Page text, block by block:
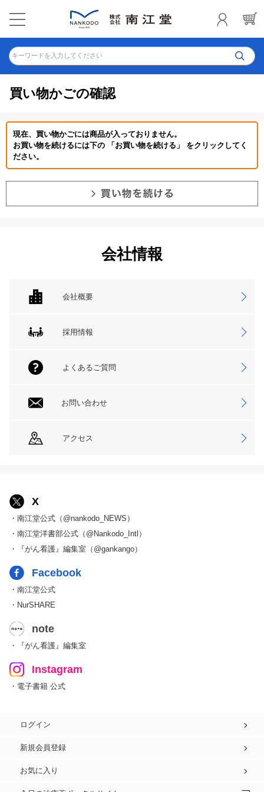
キーワードを入力してください
買い物かごの確認
現在、買い物かごには商品が入っておりません。
お買い物を続けるには下の 「お買い物を続ける」 をクリックしてく
ださい。
会社情報
会社概要
採用情報
よくあるご質問
お問い合わせ
アクセス
X
・南江堂公式（@nankodo_NEWS）
・南江堂洋書部公式（@Nankodo_Intl）
・『がん看護』編集室（@gankango）
Facebook
・南江堂公式
・NurSHARE
note
・『がん看護』編集室
Instagram
・電子書籍 公式
ログイン
新規会員登録
お気に入り